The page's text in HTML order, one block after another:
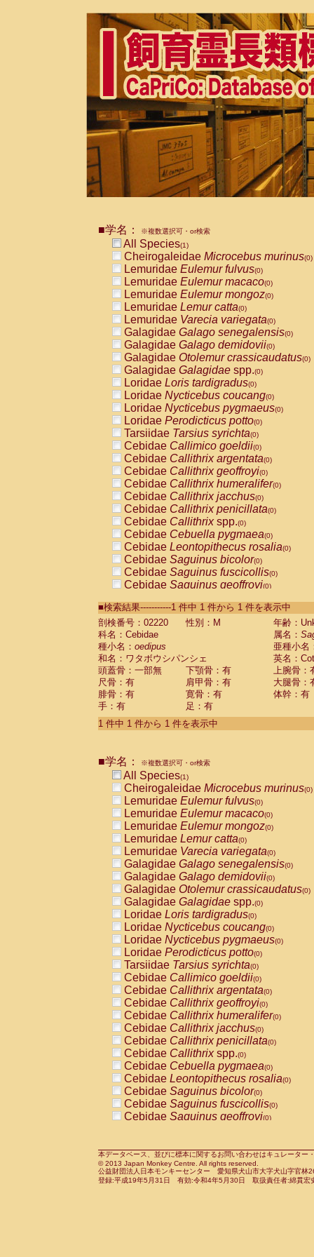
■学名： ※複数選択可・or検索
All Species(1)
Cheirogaleidae Microcebus murinus(0)
Lemuridae Eulemur fulvus(0)
Lemuridae Eulemur macaco(0)
Lemuridae Eulemur mongoz(0)
Lemuridae Lemur catta(0)
Lemuridae Varecia variegata(0)
Galagidae Galago senegalensis(0)
Galagidae Galago demidovii(0)
Galagidae Otolemur crassicaudatus(0)
Galagidae Galagidae spp.(0)
Loridae Loris tardigradus(0)
Loridae Nycticebus coucang(0)
Loridae Nycticebus pygmaeus(0)
Loridae Perodicticus potto(0)
Tarsiidae Tarsius syrichta(0)
Cebidae Callimico goeldii(0)
Cebidae Callithrix argentata(0)
Cebidae Callithrix geoffroyi(0)
Cebidae Callithrix humeralifer(0)
Cebidae Callithrix jacchus(0)
Cebidae Callithrix penicillata(0)
Cebidae Callithrixspp.(0)
Cebidae Cebuella pygmaea(0)
Cebidae Leontopithecus rosalia(0)
Cebidae Saguinus bicolor(0)
Cebidae Saguinus fuscicollis(0)
Cebidae Saguinus geoffroyi(0)
CebidaeSaguinus labiatus(0)
Cebidae Saguinus leucopus (0)
Cebidae
Cebidae
CebidaeSaguinus nigricollis (0)
Cebidae Saguinus oedipus
Cebidae Saguinus weddelli
Cebidae Saguinusspp.
Cebidae Aotus trivirgatus
Cebidae Cebus albifrons
CebidaeCebus nigrivittatus
CebidaeCebus
CebidaeSaimiri boliviensis(0)
CebidaeSaimiri sciureus(0)
AtelidaeAlouatta caraya(0)
AtelidaeAlouatta fusca(0)
AtelidaeAlouatta seniculus
AtelidaeAlouattaspp.(0)
AtelidaeAteles belzebuth(0)
AtelidaeAteles geoffroyi(0)
AtelidaeAteles paniscus(0)
AtelidaeAtelesspp.(0)
Atelidae Lagothrix lagothricha
AtelidaeLagothrix lagothricha cana
PitheciidaeCacajao calvus
PitheciidaeCallicebus cupreus
PitheciidaeCallicebus donacophilus
PitheciidaeCallicebus moloch
PitheciidaeCallicebus torquatus
PitheciidaeCallicebusspp.(0)
PitheciidaeChiropotes satanas(0)
PitheciidaePithecia monachus
PitheciidaePithecia pithecia(0)
CercopithecidaeCercocebus agilis
CercopithecidaeCercocebus
CercopithecidaeCercocebus
CercopithecidaeCercocebus
CercopithecidaeCercocebus
CercopithecidaeCercocebushybrid
CercopithecidaePapio anubis(0)
CercopithecidaePapio cynocephalus
CercopithecidaePapio hamadryas(0)
■検索結果-----------1 件中 1 件から 1 件を表示中
剖検番号：02220
性別：M
年齢：
科名：Cebidae
属名：
種小名： oedipus
亜種小名
和名：ワタボウシパンシェ
英名：
頭蓋骨：一部無
下顎骨：有
上腕骨：
尺骨：有
肩甲骨：有
大腿骨：
腓骨：有
寛骨：有
体幹：有
手：有
足：有
1 件中 1 件から 1 件を表示中
■学名： ※複数選択可・or検索
All Species(1)
Cheirogaleidae Microcebus murinus(0)
Lemuridae Eulemur fulvus(0)
Lemuridae Eulemur macaco(0)
Lemuridae Eulemur mongoz(0)
Lemuridae Lemur catta(0)
Lemuridae Varecia variegata(0)
Galagidae Galago senegalensis(0)
Galagidae Galago demidovii(0)
Galagidae Otolemur crassicaudatus(0)
Galagidae Galagidae spp.(0)
Loridae Loris tardigradus(0)
Loridae Nycticebus coucang(0)
Loridae Nycticebus pygmaeus(0)
Loridae Perodicticus potto(0)
Tarsiidae Tarsius syrichta(0)
Cebidae Callimico goeldii(0)
Cebidae Callithrix argentata(0)
Cebidae Callithrix geoffroyi(0)
Cebidae Callithrix humeralifer(0)
Cebidae Callithrix jacchus(0)
Cebidae Callithrix penicillata(0)
Cebidae Callithrixspp.(0)
Cebidae Cebuella pygmaea(0)
Cebidae Leontopithecus rosalia(0)
Cebidae Saguinus bicolor(0)
Cebidae Saguinus fuscicollis(0)
Cebidae Saguinus geoffroyi(0)
CebidaeSaguinus leucopus(0)
CebidaeSaguinus midas(0)
Cebidae Saguinus mystax(0)
本データベース、並びに標本に関するお問い合わせはキュレータ
© 2013 Japan Monkey Centre. All rights reserved.
公益財団法人日本モンキーセンター 愛知県犬山市大字犬山字官
登録:平成19年5月31日 有効:令和4年5月30日 取扱責任者:綿貫宏